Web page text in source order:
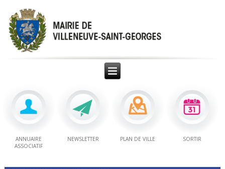
ANNUAIRE
ASSOCIATIF
NEWSLETTER PLAN DE VILLE SORTIR